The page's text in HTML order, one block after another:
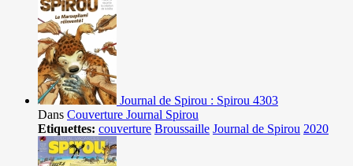
Journal de Spirou : Spirou 4303
Dans Couverture Journal Spirou
Etiquettes: couverture Broussaille Journal de Spirou 2020